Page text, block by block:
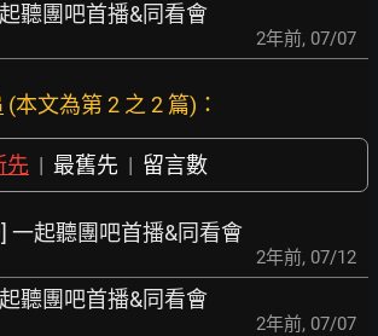
聽團吧首播&同看會
2年前, 07/07
(本文為第 2 之 2 篇)：
先 | 最舊先 | 留言數
一起聽團吧首播&同看會
2年前, 07/12
聽團吧首播&同看會
2年前, 07/07